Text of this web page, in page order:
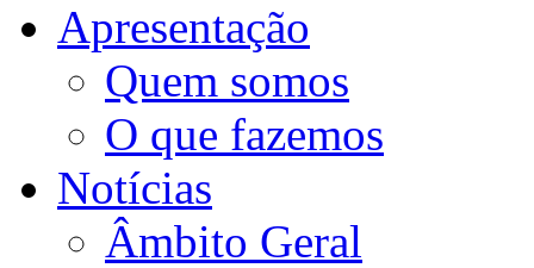
Apresentação
Quem somos
O que fazemos
Notícias
Âmbito Geral